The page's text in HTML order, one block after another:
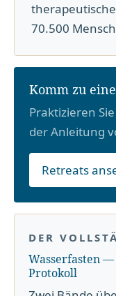
70.500
Komm zu
Praktizieren
der Anleitung
Retreats
DER
Wasserfasten
Protokoll